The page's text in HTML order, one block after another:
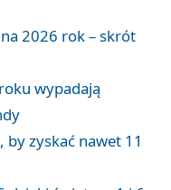
2026 rok – skrót
wypadają
zyskać nawet 11